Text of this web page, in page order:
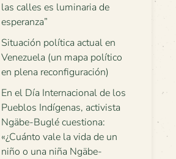
las calles es luminaria de
esperanza”
Situación política actual en
Venezuela (un mapa político
en plena reconfiguración)
En el Día Internacional de los
Pueblos Indígenas, activista
Ngäbe-Buglé cuestiona:
«¿Cuánto vale la vida de un
niño o una niña Ngäbe-